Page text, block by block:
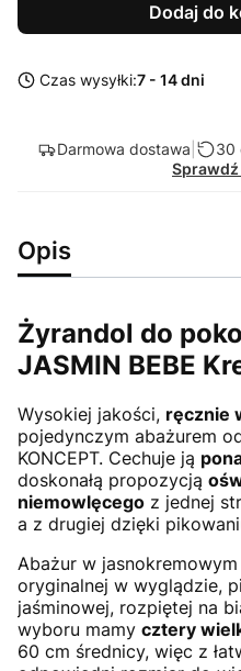
Dodaj do
Czas wysyłki:7 - 14 dni
Darmowa dostawa 30
Sprawdź
Opis
Żyrandol do
JASMIN BEBE
Wysokiej jakości, ręcznie
pojedynczym abażurem
KONCEPT. Cechuje ją
doskonałą propozycją
niemowlęcego z jednej
a z drugiej dzięki
Abażur w
oryginalnej w wyglądzie,
jaśminowej, rozpiętej na
wyboru mamy cztery
60 cm średnicy, więc z